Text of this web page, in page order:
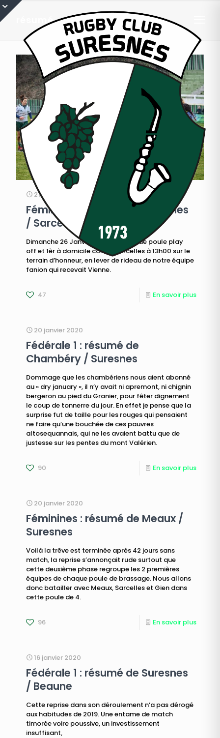
résumé
27 janvier 2020
Féminines : résumé de Suresnes
/ Sarcelles
Dimanche 26 Janvier, 2ème match de poule play
off et 1èr à domicile contre Sarcelles à 13h00 sur le
terrain d’honneur, en lever de rideau de notre équipe
fanion qui recevait Vienne.
47 En savoir plus
20 janvier 2020
Fédérale 1 : résumé de
Chambéry / Suresnes
Dommage que les chambériens nous aient abonné
au « dry january », il n’y avait ni apremont, ni chignin
bergeron au pied du Granier, pour fêter dignement
le coup de tonnerre du jour. En effet je pense que la
surprise fut de taille pour les rouges qui pensaient
ne faire qu’une bouchée de ces pauvres
altosequannais, qui ne les avaient battu que de
justesse sur les pentes du mont Valérien.
90 En savoir plus
20 janvier 2020
Féminines : résumé de Meaux /
Suresnes
Voilà la trêve est terminée après 42 jours sans
match, la reprise s’annonçait rude surtout que
cette deuxième phase regroupe les 2 premières
équipes de chaque poule de brassage. Nous allons
donc batailler avec Meaux, Sarcelles et Gien dans
cette poule de 4.
96 En savoir plus
16 janvier 2020
Fédérale 1 : résumé de Suresnes
/ Beaune
Cette reprise dans son déroulement n’a pas dérogé
aux habitudes de 2019. Une entame de match
timorée voire poussive, un investissement
insuffisant,